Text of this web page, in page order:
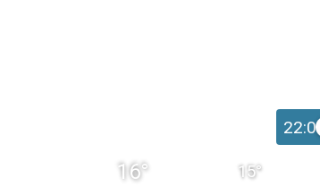
22:00
16° 15°